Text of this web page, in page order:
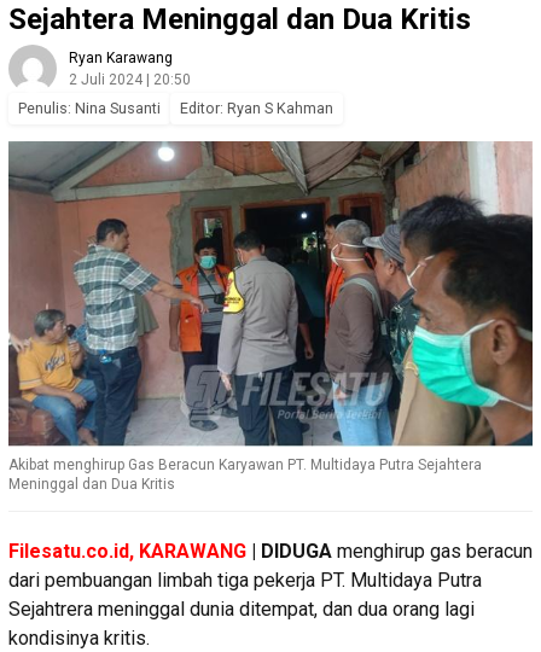
Sejahtera Meninggal dan Dua Kritis
Ryan Karawang
2 Juli 2024 | 20:50
Penulis: Nina Susanti Editor: Ryan S Kahman
Akibat menghirup Gas Beracun Karyawan PT. Multidaya Putra Sejahtera
Meninggal dan Dua Kritis
Filesatu.co.id, KARAWANG | DIDUGA menghirup gas beracun
dari pembuangan limbah tiga pekerja PT. Multidaya Putra
Sejahtrera meninggal dunia ditempat, dan dua orang lagi
kondisinya kritis.